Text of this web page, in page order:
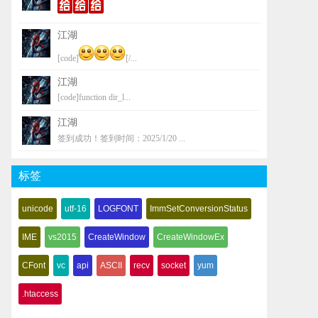
江湖
[code] [/...
江湖
[code]function dir_l...
江湖
签到成功！签到时间：2025/1/20 ...
标签
unicode utf-16 LOGFONT ImmSetConversionStatus
IME vs2015 CreateWindow CreateWindowEx
CFont vc api ASCII recv socket yum
.htaccess